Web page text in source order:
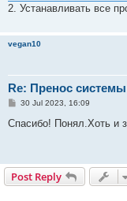
2. Устанавливать все
vegan10
Re: Пренос системы
P
s
30 Jul 2023, 16:09
Спасибо! Понял.Хоть и
Post Reply